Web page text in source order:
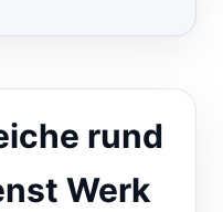
rund
Werk